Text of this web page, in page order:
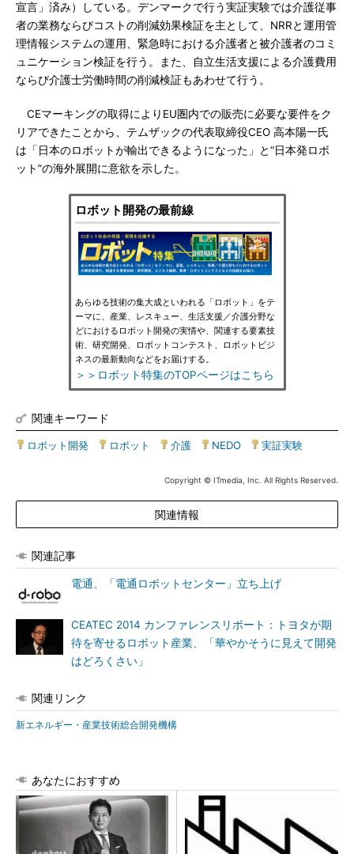
宣言」済み）している。デンマークで行う実証実験では介護従事
者の業務ならびコストの削減効果検証を主として、NRRと運用管
理情報システムの運用、緊急時における介護者と被介護者のコミ
ュニケーション検証を行う。また、自立生活支援による介護費用
ならび介護士労働時間の削減検証もあわせて行う。
CEマーキングの取得によりEU圏内での販売に必要な要件をク
リアできたことから、テムザックの代表取締役CEO 高本陽一氏
は「日本のロボットが輸出できるようになった」と“日本発ロボ
ット”の海外展開に意欲を示した。
ロボット開発の最前線
あらゆる技術の集大成といわれる「ロボット」をテ
ーマに、産業、レスキュー、生活支援／介護分野な
どにおけるロボット開発の実情や、関連する要素技
術、研究開発、ロボットコンテスト、ロボットビジ
ネスの最新動向などをお届けする。
＞＞ロボット特集のTOPページはこちら
関連キーワード
ロボット開発 ロボット 介護 NEDO 実証実験
Copyright © ITmedia, Inc. All Rights Reserved.
関連情報
関連記事
電通、「電通ロボットセンター」立ち上げ
CEATEC 2014 カンファレンスリポート：トヨタが期
待を寄せるロボット産業、「華やかそうに見えて開発
はどろくさい」
関連リンク
新エネルギー・産業技術総合開発機構
あなたにおすすめ